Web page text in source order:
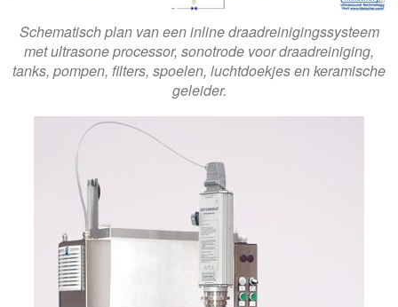
Schematisch plan van een inline draadreinigingssysteem
met ultrasone processor, sonotrode voor draadreiniging,
tanks, pompen, filters, spoelen, luchtdoekjes en keramische
geleider.